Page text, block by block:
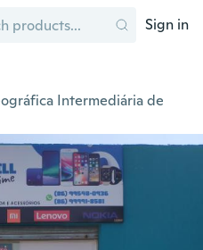
Sign in
Intermediária de